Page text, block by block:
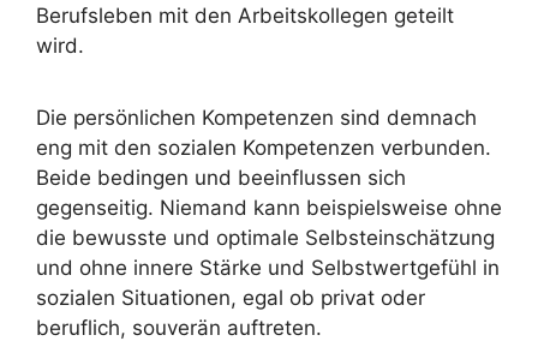
Berufsleben mit den Arbeitskollegen geteilt
wird.
Die persönlichen Kompetenzen sind demnach
eng mit den sozialen Kompetenzen verbunden.
Beide bedingen und beeinflussen sich
gegenseitig. Niemand kann beispielsweise ohne
die bewusste und optimale Selbsteinschätzung
und ohne innere Stärke und Selbstwertgefühl in
sozialen Situationen, egal ob privat oder
beruflich, souverän auftreten.